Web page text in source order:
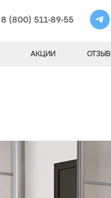
8 (800) 511-89-55
АКЦИИ